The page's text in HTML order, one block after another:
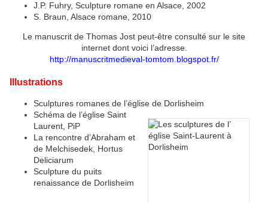
J.P. Fuhry, Sculpture romane en Alsace, 2002
S. Braun, Alsace romane, 2010
Le manuscrit de Thomas Jost peut-être consulté sur le site
internet dont voici l’adresse.
http://manuscritmedieval-tomtom.blogspot.fr/
Illustrations
Sculptures romanes de l’église de Dorlisheim
Schéma de l’église Saint
Laurent, PiP
La rencontre d’Abraham et
de Melchisedek, Hortus
Deliciarum
Sculpture du puits
renaissance de Dorlisheim